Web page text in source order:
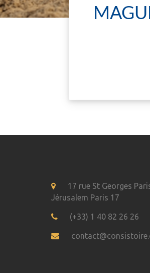
17 rue St Georges
Jérusalem Paris 17
(+33) 1 40 82 26 26